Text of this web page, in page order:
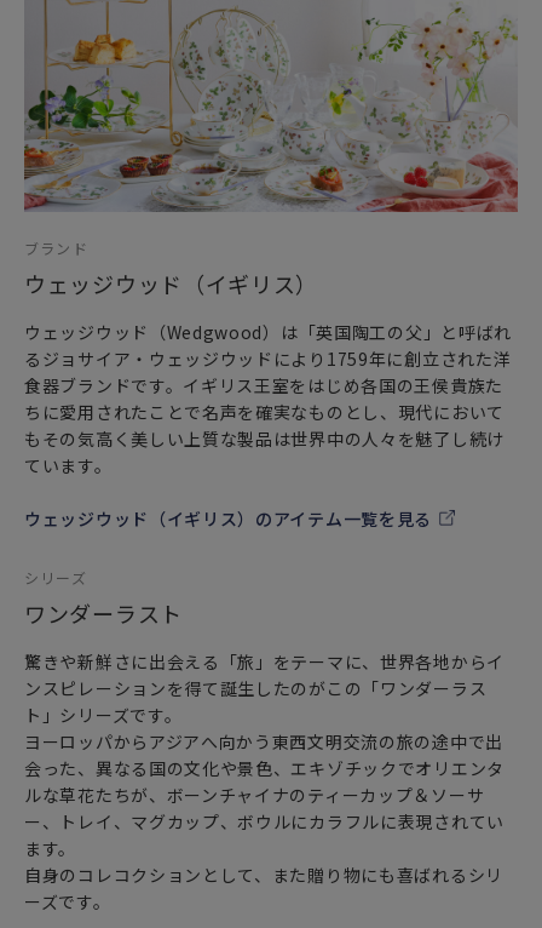
特別な記念日に心を込めた上品な贈り物、お祝いのギフトや
プレゼントとしてだけでなく
頑張った自分へのご褒美としても最適です。
彩りが華やかなワンダーラストのお好きなパターンを組み合
わせて
お家時間で旅へ想いを馳せる心豊かなティータイムをぜひお
過ごしください。
「ご購入に関するお願い」
ブランドボックスに入れてお届け致しますが、1つずつ別々の
に入ります。）
また、熨斗包装はお承りすることはできません。予めご了承
くださいませ。
ブランド
ウェッジウッド（イギリス）
ウェッジウッド（Wedgwood）は「英国陶工の父」と呼ばれ
るジョサイア・ウェッジウッドにより1759年に創立された洋
食器ブランドです。イギリス王室をはじめ各国の王侯貴族た
ちに愛用されたことで名声を確実なものとし、現代において
もその気高く美しい上質な製品は世界中の人々を魅了し続け
ています。
ウェッジウッド（イギリス）のアイテム一覧を見る
シリーズ
ワンダーラスト
驚きや新鮮さに出会える「旅」をテーマに、世界各地からイ
ンスピレーションを得て誕生したのがこの「ワンダーラス
ト」シリーズです。
ヨーロッパからアジアへ向かう東西文明交流の旅の途中で出
会った、異なる国の文化や景色、エキゾチックでオリエンタ
ルな草花たちが、ボーンチャイナのティーカップ＆ソーサ
ー、トレイ、マグカップ、ボウルにカラフルに表現されてい
ます。
自身のコレコクションとして、また贈り物にも喜ばれるシリ
ーズです。